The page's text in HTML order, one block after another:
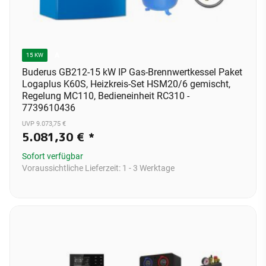
15 KW
Buderus GB212-15 kW IP Gas-Brennwertkessel Paket
Logaplus K60S, Heizkreis-Set HSM20/6 gemischt,
Regelung MC110, Bedieneinheit RC310 -
7739610436
UVP 9.073,75 €
5.081,30 € *
Sofort verfügbar
Voraussichtliche Lieferzeit: 1 - 3 Werktage